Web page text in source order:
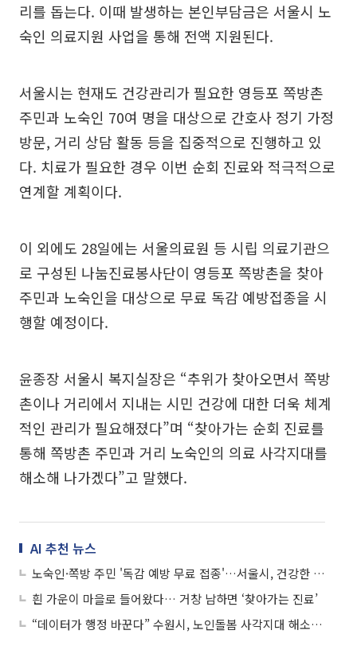
리를 돕는다. 이때 발생하는 본인부담금은 서울시 노
숙인 의료지원 사업을 통해 전액 지원된다.
서울시는 현재도 건강관리가 필요한 영등포 쪽방촌
주민과 노숙인 70여 명을 대상으로 간호사 정기 가정
방문, 거리 상담 활동 등을 집중적으로 진행하고 있
다. 치료가 필요한 경우 이번 순회 진료와 적극적으로
연계할 계획이다.
이 외에도 28일에는 서울의료원 등 시립 의료기관으
로 구성된 나눔진료봉사단이 영등포 쪽방촌을 찾아
주민과 노숙인을 대상으로 무료 독감 예방접종을 시
행할 예정이다.
윤종장 서울시 복지실장은 “추위가 찾아오면서 쪽방
촌이나 거리에서 지내는 시민 건강에 대한 더욱 체계
적인 관리가 필요해졌다”며 “찾아가는 순회 진료를
통해 쪽방촌 주민과 거리 노숙인의 의료 사각지대를
해소해 나가겠다”고 말했다.
AI 추천 뉴스
노숙인·쪽방 주민 '독감 예방 무료 접종'…서울시, 건강한 겨울 동행 이어간다
흰 가운이 마을로 들어왔다… 거창 남하면 ‘찾아가는 진료’
“데이터가 행정 바꾼다” 수원시, 노인돌봄 사각지대 해소 성과